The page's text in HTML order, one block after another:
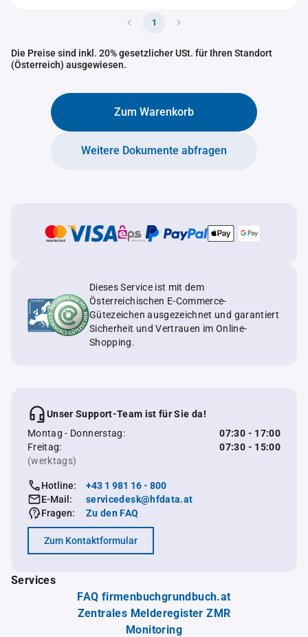
1
Die Preise sind inkl. 20% gesetzlicher USt. für Ihren Standort
(Österreich) ausgewiesen.
Zum Warenkorb
Weitere Dokumente abfragen
Dieses Service ist mit dem
Österreichischen E-Commerce-
Gütezeichen ausgezeichnet und garantiert
Sicherheit und Vertrauen im Online-
Shopping.
Unser Support-Team ist für Sie da!
Montag - Donnerstag:
07:30 - 17:00
Freitag:
07:30 - 15:00
(werktags)
Hotline:
+43 1 981 16 - 800
E-Mail:
servicedesk@hfdata.at
Fragen:
Zu den FAQ
Zum Kontaktformular
Services
FAQ firmenbuchgrundbuch.at
Zentrales Melderegister ZMR
Monitoring